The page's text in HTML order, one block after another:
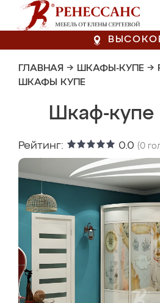
ГЛАВНАЯ → ШКАФЫ-КУПЕ →
ШКАФЫ КУПЕ
Шкаф-купе
Рейтинг: 0.0 (0